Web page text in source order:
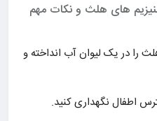
های هلث و نکات مهم
را در یک لیوان آب انداخته و
اطفال نگهداری کنید.